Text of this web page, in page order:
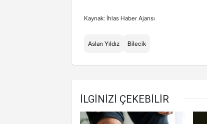
Kaynak: İhlas Haber Ajansı
Aslan Yıldız Bilecik